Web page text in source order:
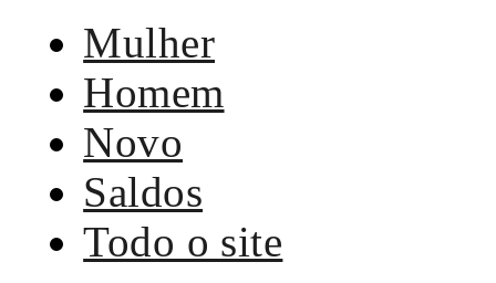
Mulher
Homem
Novo
Saldos
Todo o site